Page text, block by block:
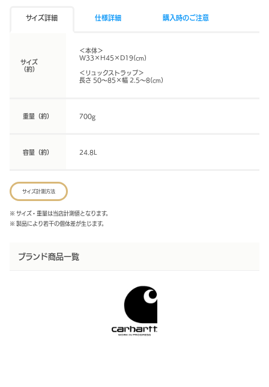
サイズ詳細 仕様詳細 購入時のご注意
サイズ
（約）
＜本体＞
W33×H45×D19(cm)
＜リュックストラップ＞
長さ 50～85×幅 2.5～8(cm)
重量（約） 700g
容量（約） 24.8L
サイズ計測方法
※ サイズ・重量は当店計測値となります。
※ 製品により若干の個体差が生じます。
ブランド商品一覧